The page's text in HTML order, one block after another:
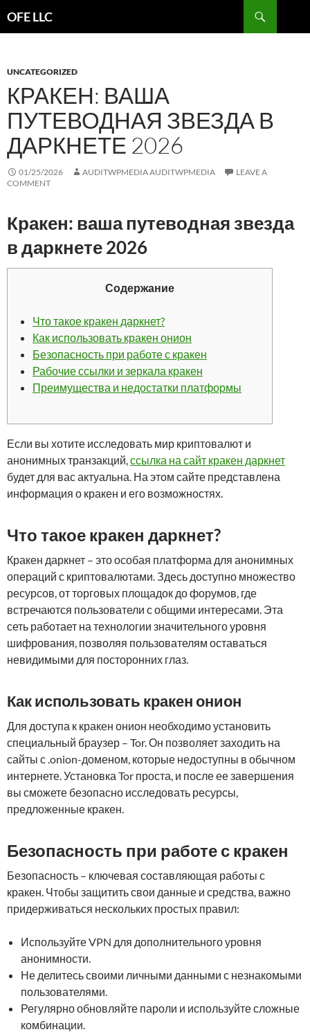
OFE LLC
UNCATEGORIZED
КРАКЕН: ВАША
ПУТЕВОДНАЯ ЗВЕЗДА В
ДАРКНЕТЕ 2026
01/25/2026 AUDITWPMEDIA AUDITWPMEDIA
LEAVE A
COMMENT
Кракен: ваша путеводная звезда
в даркнете 2026
Содержание
Что такое кракен даркнет?
Как использовать кракен онион
Безопасность при работе с кракен
Рабочие ссылки и зеркала кракен
Преимущества и недостатки платформы
Если вы хотите исследовать мир криптовалют и
анонимных транзакций,ссылка на сайт кракен даркнет
будет для вас актуальна. На этом сайте представлена
информация о кракен и его возможностях.
Что такое кракен даркнет?
Кракен даркнет – это особая платформа для анонимных
операций с криптовалютами. Здесь доступно множество
ресурсов, от торговых площадок до форумов, где
встречаются пользователи с общими интересами. Эта
сеть работает на технологии значительного уровня
шифрования, позволяя пользователям оставаться
невидимыми для посторонних глаз.
Как использовать кракен онион
Для доступа к кракен онион необходимо установить
специальный браузер – Tor. Он позволяет заходить на
сайты с .onion-доменом, которые недоступны в обычном
интернете. Установка Tor проста, и после ее завершения
вы сможете безопасно исследовать ресурсы,
предложенные кракен.
Безопасность при работе с кракен
Безопасность – ключевая составляющая работы с
кракен. Чтобы защитить свои данные и средства, важно
придерживаться нескольких простых правил:
Используйте VPN для дополнительного уровня
анонимности.
Не делитесь своими личными данными с незнакомыми
пользователями.
Регулярно обновляйте пароли и используйте сложные
комбинации.